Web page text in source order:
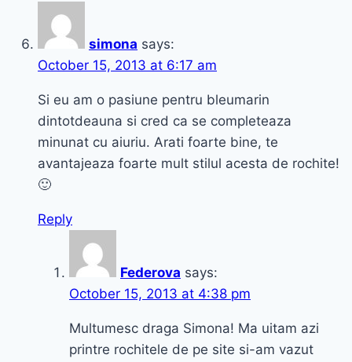
simona says:
October 15, 2013 at 6:17 am
Si eu am o pasiune pentru bleumarin
dintotdeauna si cred ca se completeaza
minunat cu aiuriu. Arati foarte bine, te
avantajeaza foarte mult stilul acesta de rochite!
🙂
Reply
Federova says:
October 15, 2013 at 4:38 pm
Multumesc draga Simona! Ma uitam azi
printre rochitele de pe site si-am vazut